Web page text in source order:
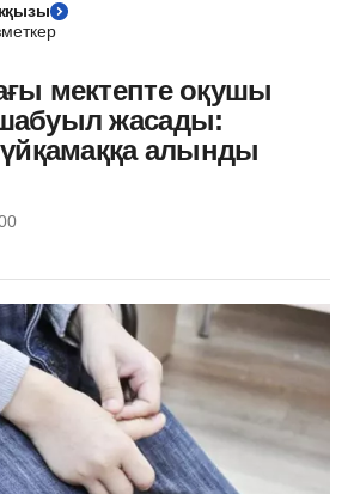
мектепте оқушы
жасады:
үйқамаққа алынды